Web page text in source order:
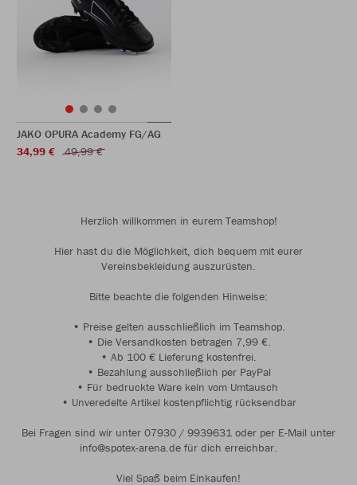
JAKO OPURA Academy FG/AG
34,99 €
49,99 €
Herzlich willkommen in eurem Teamshop!
Hier hast du die Möglichkeit, dich bequem mit eurer
Vereinsbekleidung auszurüsten.
Bitte beachte die folgenden Hinweise:
• Preise gelten ausschließlich im Teamshop.
• Die Versandkosten betragen 7,99 €.
• Ab 100 € Lieferung kostenfrei.
• Bezahlung ausschließlich per PayPal
• Für bedruckte Ware kein vom Umtausch
• Unveredelte Artikel kostenpflichtig rücksendbar
Bei Fragen sind wir unter 07930 / 9939631 oder per E-Mail unter
info@spotex-arena.de für dich erreichbar.
Viel Spaß beim Einkaufen!